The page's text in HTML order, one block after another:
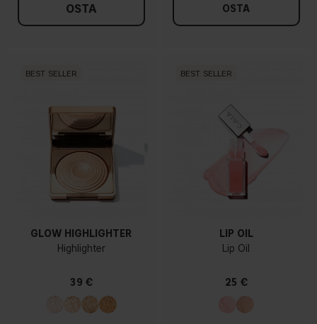
OSTA OSTA
BEST SELLER
GLOW HIGHLIGHTER
Highlighter
39 €
BEST SELLER
LIP OIL
Lip Oil
25 €